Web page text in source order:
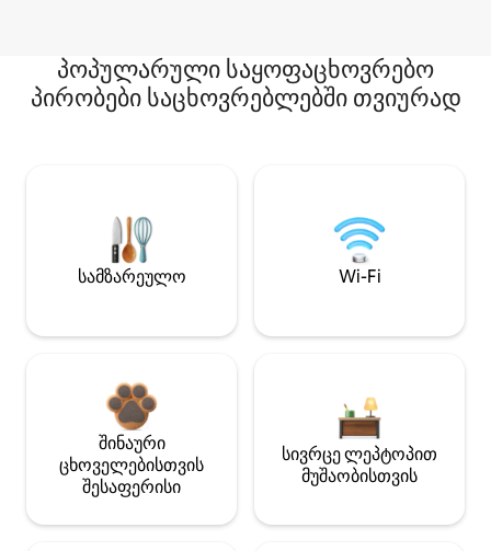
პოპულარული საყოფაცხოვრებო
პირობები საცხოვრებლებში თვიურად
სამზარეულო Wi-Fi
შინაური
ცხოველებისთვის
შესაფერისი
სივრცე ლეპტოპით
მუშაობისთვის